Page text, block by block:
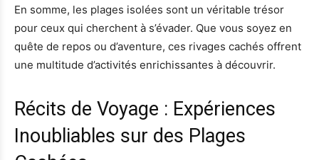
En somme, les plages isolées sont un véritable trésor
pour ceux qui cherchent à s’évader. Que vous soyez en
quête de repos ou d’aventure, ces rivages cachés offrent
une multitude d’activités enrichissantes à découvrir.
Récits de Voyage : Expériences
Inoubliables sur des Plages